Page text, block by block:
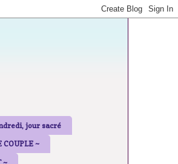
jour sacré
COUPLE ~